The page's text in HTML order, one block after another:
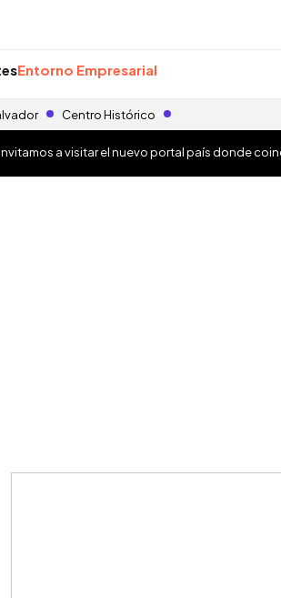
Entorno Empresarial
Centro Histórico
invitamos a visitar el nuevo portal país donde